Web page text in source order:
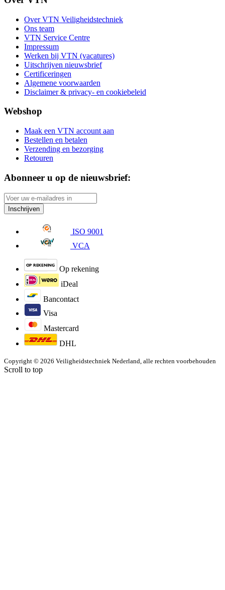
Over VTN Veiligheidstechniek
Ons team
VTN Service Centre
Impressum
Werken bij VTN (vacatures)
Uitschrijven nieuwsbrief
Certificeringen
Algemene voorwaarden
Disclaimer & privacy- en cookiebeleid
Webshop
Maak een VTN account aan
Bestellen en betalen
Verzending en bezorging
Retouren
Abonneer u op de nieuwsbrief:
Inschrijven
ISO 9001
VCA
Op rekening
iDeal
Bancontact
Visa
Mastercard
DHL
Copyright © 2026 Veiligheidstechniek Nederland, alle rechten voorbehouden
Scroll to top